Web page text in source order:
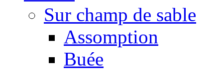
Sur champ de sable
Assomption
Buée